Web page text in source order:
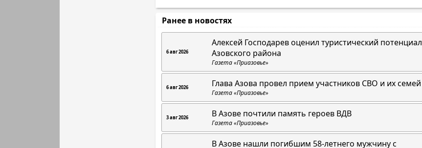
Ранее в новостях
6 авг 2026
Алексей Господарев оценил туристический потенциал
Азовского района
Газета «Приазовье»
6 авг 2026 Глава Азова провел прием участников СВО и их семей
Газета «Приазовье»
3 авг 2026 В Азове почтили память героев ВДВ
Газета «Приазовье»
В Азове нашли погибшим 58-летнего мужчину с